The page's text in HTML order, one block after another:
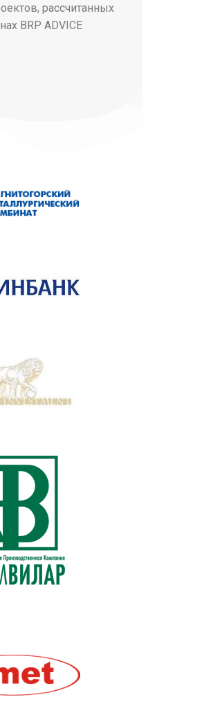
рассчитанных
BRP ADVICE